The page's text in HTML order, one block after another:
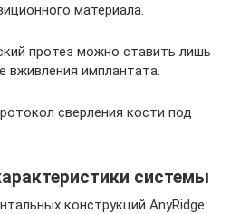
материала.
протез можно ставить лишь
вживления имплантата.
сверления кости под
системы
конструкций AnyRidge